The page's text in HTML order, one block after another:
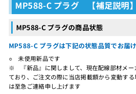
MP588-C プラグ 【補足説明】
MP588-C プラグの商品状態
MP588-C プラグは下記の状態品質でお届
○ 未使用新品です
※ 『新品』に関しまして、現在配線部材メー
ており、ご注文の際に当店掲載額から変動す
は至急ご連絡申し上げます